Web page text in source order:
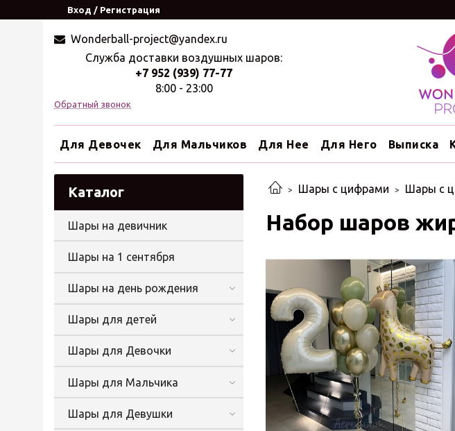
Вход / Регистрация
Wonderball-project@yandex.ru
Служба доставки воздушных шаров:
+7 952 (939) 77-77
8:00 - 23:00
Обратный звонок
Для Девочек Для Мальчиков Для Нее Для Него Выписка
Шары с цифрами Шары с
Набор шаров
Каталог
Шары на девичник
Шары на 1 сентября
Шары на день рождения
Шары для детей
Шары для Девочки
Шары для Мальчика
Шары для Девушки